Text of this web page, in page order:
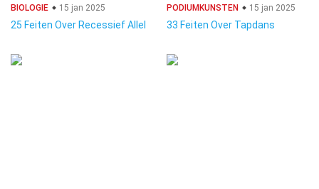
BIOLOGIE 15 jan 2025
25 Feiten Over Recessief Allel
PODIUMKUNSTEN 15 jan 2025
33 Feiten Over Tapdans